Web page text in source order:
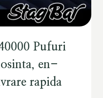
Pufuri
en-
rapida